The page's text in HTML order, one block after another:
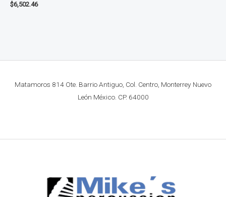
$6,502.46
Matamoros 814 Ote. Barrio Antiguo, Col. Centro, Monterrey Nuevo
León México. CP. 64000